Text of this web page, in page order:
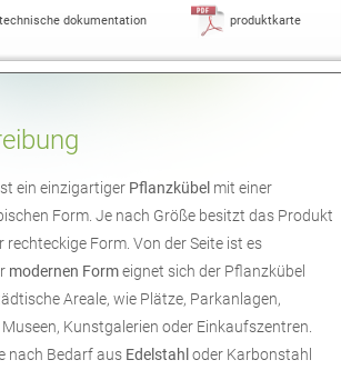
technische dokumentation produktkarte
ein einzigartiger Pflanzkübel mit einer
Form. Je nach Größe besitzt das Produkt
Form. Von der Seite ist es
modernen Formeignet sich der Pflanzkübel
Areale, wie Plätze, Parkanlagen,
Kunstgalerien oder Einkaufszentren.
nach Bedarf aus Edelstahloder Karbonstahl